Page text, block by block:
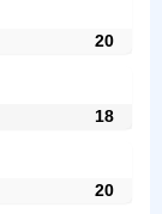
20
18
20